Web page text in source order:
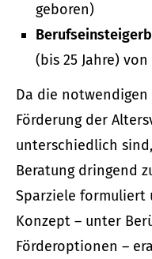
geboren)
(bis 25 Jahre)
Da die notwendigen
Förderung der
unterschiedlich
Beratung dringend
Sparziele formuliert
Konzept – unter
Förderoptionen –